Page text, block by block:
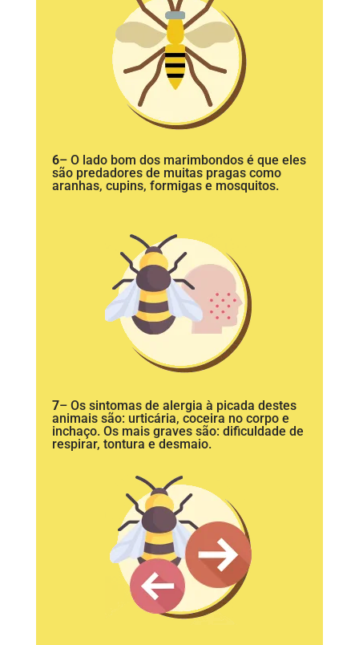
6– O lado bom dos marimbondos é que eles
são predadores de muitas pragas como
aranhas, cupins, formigas e mosquitos.
7– Os sintomas de alergia à picada destes
animais são: urticária, coceira no corpo e
inchaço. Os mais graves são: dificuldade de
respirar, tontura e desmaio.